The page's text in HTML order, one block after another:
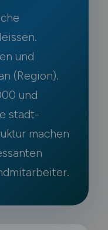
und
(Region).
und
stadt-
machen